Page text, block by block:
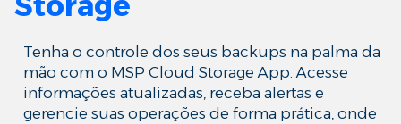
Tenha o controle dos seus backups na palma da
mão com o MSP Cloud Storage App. Acesse
informações atualizadas, receba alertas e
gerencie suas operações de forma prática, onde